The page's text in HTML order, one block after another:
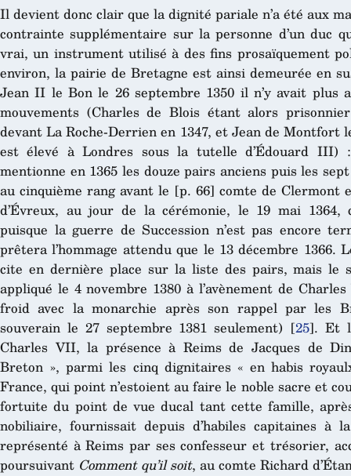
Il devient donc clair que la dignité pariale n’a été aux
contrainte supplémentaire sur la personne d’un duc
vrai, un instrument utilisé à des fins prosaïquement
environ, la pairie de Bretagne est ainsi demeurée en
Jean II le Bon le 26 septembre 1350 il n’y avait plus
mouvements (Charles de Blois étant alors
devant La Roche-Derrien en 1347, et Jean de Montfort
est élevé à Londres sous la tutelle d’Édouard III)
mentionne en 1365 les douze pairs anciens puis les
au cinquième rang avant le [p. 66] comte de
d’Évreux, au jour de la cérémonie, le 19 mai
puisque la guerre de Succession n’est pas encore
prêtera l’hommage attendu que le 13 décembre 1366.
cite en dernière place sur la liste des pairs, mais le
appliqué le 4 novembre 1380 à l’avènement de
froid avec la monarchie après son rappel par les
souverain le 27 septembre 1381 seulement) [25]. Et
Charles VII, la présence à Reims de Jacques de
Breton », parmi les cinq dignitaires « en habis
France, qui point n’estoient au faire le noble sacre et
fortuite du point de vue ducal tant cette famille,
nobiliaire, fournissait depuis d’habiles capitaines
représenté à Reims par ses confesseur et trésorier,
poursuivant Comment qu’il soit, au comte Richard